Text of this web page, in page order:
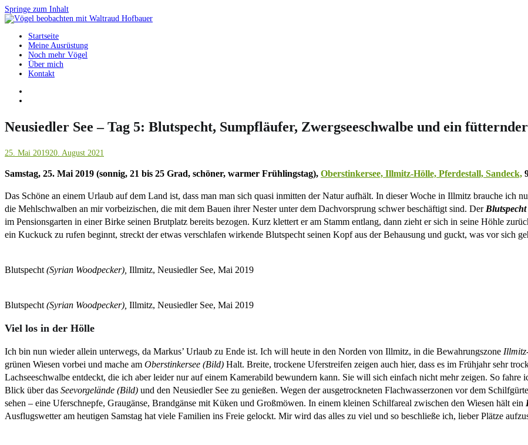
Springe zum Inhalt
Vögel beobachten mit Waltraud Hofbauer
Startseite
Meine Ausrüstung
Noch mehr Vögel
Über mich
Kontakt
Neusiedler See – Tag 5: Blutspecht, Sumpfläufer, Zwergseeschwalbe und ein
25. Mai 201920. August 2021
Samstag, 25. Mai 2019 (sonnig, 21 bis 25 Grad, schöner, warmer Frühlingstag), Oberstinkersee, Illmitz-Hölle, Pferdestall, Sandeck,
Das Schöne an einem Urlaub auf dem Land ist, dass man man sich quasi inmitten der Natur aufhält. In dieser Woche in Illmitz brauche ich
die Mehlschwalben an mir vorbeizischen, die mit dem Bauen ihrer Nester unter dem Dachvorsprung schwer beschäftigt sind. Der Blutspecht
im Pensionsgarten in einer Birke seinen Brutplatz bereits bezogen. Kurz klettert er am Stamm entlang, dann zieht er sich in seine Höhle
ein Kuckuck zu rufen beginnt, streckt der etwas verschlafen wirkende Blutspecht seinen Kopf aus der Behausung und guckt, was vor sich
Blutspecht (Syrian Woodpecker), Illmitz, Neusiedler See, Mai 2019
Blutspecht (Syrian Woodpecker), Illmitz, Neusiedler See, Mai 2019
Viel los in der Hölle
Ich bin nun wieder allein unterwegs, da Markus’ Urlaub zu Ende ist. Ich will heute in den Norden von Illmitz, in die Bewahrungszone
grünen Wiesen vorbei und mache am Oberstinkersee (Bild) Halt. Breite, trockene Uferstreifen zeigen auch hier, dass es im Frühjahr sehr
Lachseeschwalbe entdeckt, die ich aber leider nur auf einem Kamerabild bewundern kann. Sie will sich einfach nicht mehr zeigen. So fahre
Blick über das Seevorgelände (Bild) und den Neusiedler See zu genießen. Wegen der ausgetrockneten Flachwasserzonen vor dem
sehen – eine Uferschnepfe, Graugänse, Brandgänse mit Küken und Großmöwen. In einem kleinen Schilfareal zwischen den Wiesen hält ein
Ausflugswetter am heutigen Samstag hat viele Familien ins Freie gelockt. Mir wird das alles zu viel und so beschließe ich, lieber Plätze